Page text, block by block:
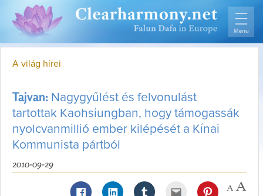
A világ hírei
Tajvan: Nagygyűlést és felvonulást
tartottak Kaohsiungban, hogy támogassák
nyolcvanmillió ember kilépését a Kínai
Kommunista pártból
2010-09-29